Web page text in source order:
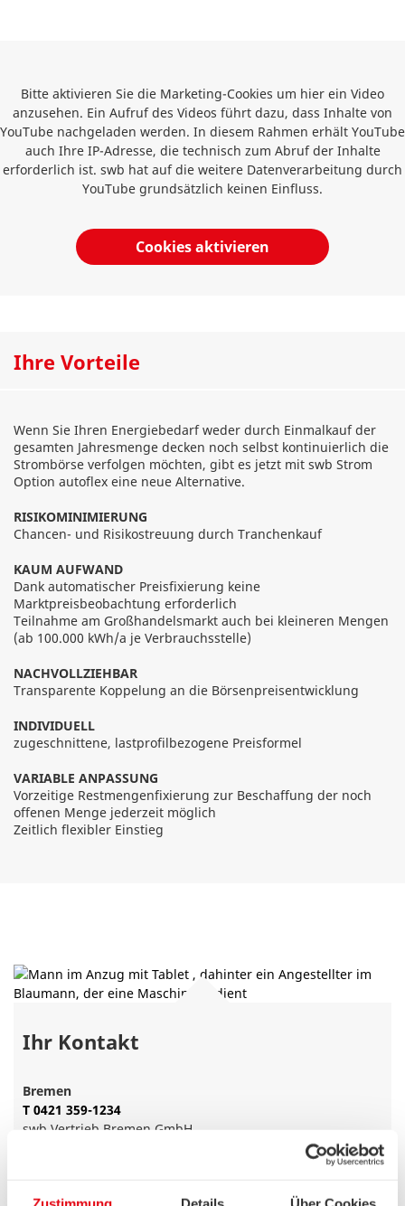
Bitte aktivieren Sie die Marketing-Cookies um hier ein Video
anzusehen. Ein Aufruf des Videos führt dazu, dass Inhalte von
YouTube nachgeladen werden. In diesem Rahmen erhält YouTube
auch Ihre IP-Adresse, die technisch zum Abruf der Inhalte
erforderlich ist. swb hat auf die weitere Datenverarbeitung durch
YouTube grundsätzlich keinen Einfluss.
Cookies aktivieren
Ihre Vorteile
Wenn Sie Ihren Energiebedarf weder durch Einmalkauf der
gesamten Jahresmenge decken noch selbst kontinuierlich die
Strombörse verfolgen möchten, gibt es jetzt mit swb Strom
Option autoflex eine neue Alternative.
RISIKOMINIMIERUNG
Chancen- und Risikostreuung durch Tranchenkauf
KAUM AUFWAND
Dank automatischer Preisfixierung keine
Marktpreisbeobachtung erforderlich
Teilnahme am Großhandelsmarkt auch bei kleineren Mengen
(ab 100.000 kWh/a je Verbrauchsstelle)
NACHVOLLZIEHBAR
Transparente Koppelung an die Börsenpreisentwicklung
INDIVIDUELL
zugeschnittene, lastprofilbezogene Preisformel
VARIABLE ANPASSUNG
Vorzeitige Restmengenfixierung zur Beschaffung der noch
offenen Menge jederzeit möglich
Zeitlich flexibler Einstieg
Ihr Kontakt
Bremen
T 0421 359-1234
swb Vertrieb Bremen GmbH